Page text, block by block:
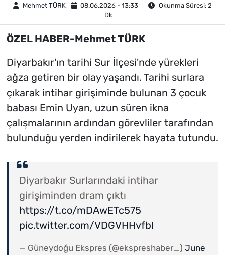
Mehmet TÜRK 08.06.2026 - 13:33
Okunma Süresi: 2
Dk
ÖZEL HABER-Mehmet TÜRK
Diyarbakır'ın tarihi Sur İlçesi'nde yürekleri
ağza getiren bir olay yaşandı. Tarihi surlara
çıkarak intihar girişiminde bulunan 3 çocuk
babası Emin Uyan, uzun süren ikna
çalışmalarının ardından görevliler tarafından
bulunduğu yerden indirilerek hayata tutundu.
Diyarbakır Surlarındaki intihar
girişiminden dram çıktı
https://t.co/mDAwETc575
pic.twitter.com/VDGVHHvfbI
— Güneydoğu Ekspres (@ekspreshaber_) June